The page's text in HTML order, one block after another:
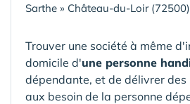
Sarthe » Château-du-Loir (72500)
Trouver une société à même
domicile d'une personne
dépendante, et de délivrer
aux besoin de la personne